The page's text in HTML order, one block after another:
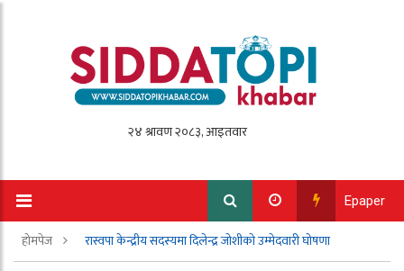
Epaper
होमपेज रास्वपा केन्द्रीय सदस्यमा दिलेन्द्र जोशीको उम्मेदवारी घोषणा